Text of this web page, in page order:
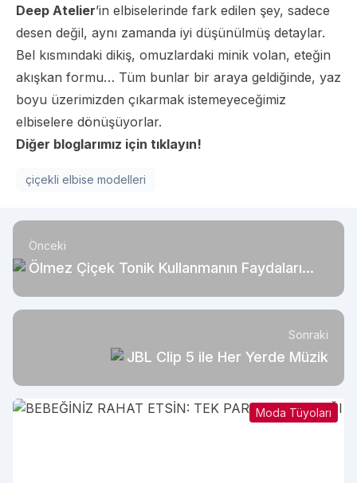
Deep Atelier’in elbiselerinde fark edilen şey, sadece
desen değil, aynı zamanda iyi düşünülmüş detaylar.
Bel kısmındaki dikiş, omuzlardaki minik volan, eteğin
akışkan formu… Tüm bunlar bir araya geldiğinde, yaz
boyu üzerimizden çıkarmak istemeyeceğimiz
elbiselere dönüşüyorlar.
Diğer bloglarımız için tıklayın!
çiçekli elbise modelleri
Önceki
Ölmez Çiçek Tonik Kullanmanın Faydaları
Sonraki
JBL Clip 5 ile Her Yerde Müzik
Moda Tüyoları